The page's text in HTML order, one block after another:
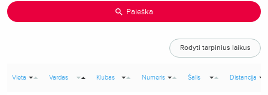
Paieška
Rodyti tarpinius laikus
Vieta Vardas Klubas Numeris Šalis Distancija